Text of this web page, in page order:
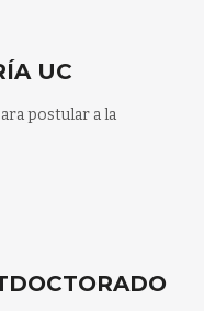
UC
postular a la